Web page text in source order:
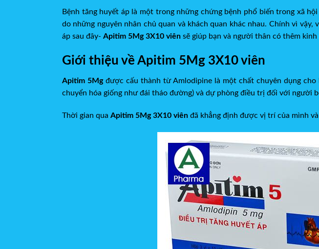
Bệnh tăng huyết áp là một trong những chứng bệnh phổ biến trong xã
do những nguyên nhân chủ quan và khách quan khác nhau. Chính vì
áp sau đây- Apitim 5Mg 3X10 viên sẽ giúp bạn và người thân có thêm
Giới thiệu về Apitim 5Mg 3X10 viên
Apitim 5Mgđược cấu thành từ Amlodipine là một chất chuyên dụng
chuyển hóa giống như đái tháo đường) và dự phòng điều trị đối với người
Thời gian qua Apitim 5Mg 3X10 viên đã khẳng định được vị trí của mình